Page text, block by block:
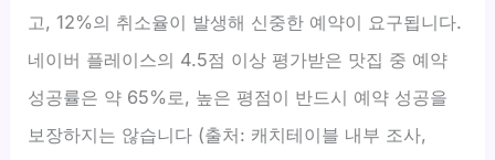
고, 12%의 취소율이 발생해 신중한 예약이 요구됩니다.
네이버 플레이스의 4.5점 이상 평가받은 맛집 중 예약
성공률은 약 65%로, 높은 평점이 반드시 예약 성공을
보장하지는 않습니다 (출처: 캐치테이블 내부 조사,